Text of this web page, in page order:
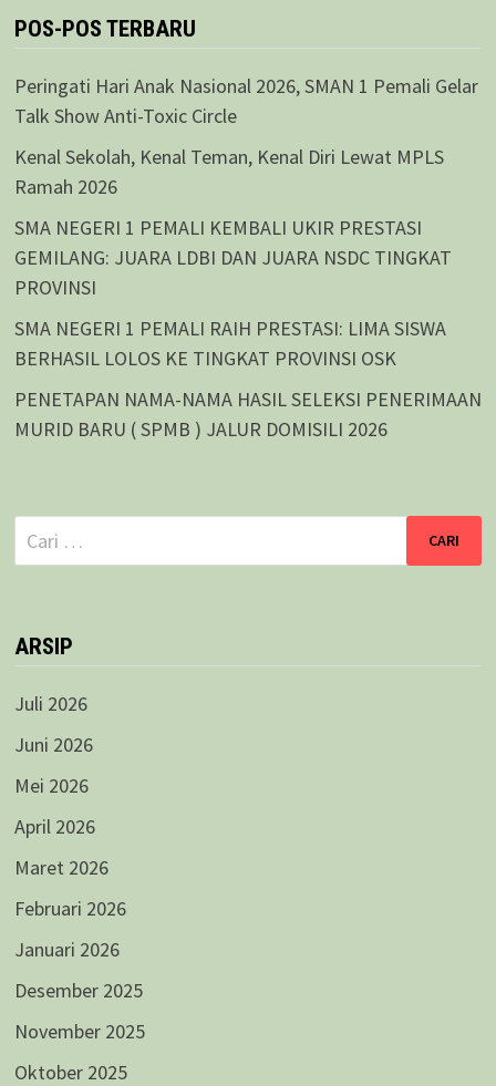
POS-POS TERBARU
Peringati Hari Anak Nasional 2026, SMAN 1 Pemali Gelar
Talk Show Anti-Toxic Circle
Kenal Sekolah, Kenal Teman, Kenal Diri Lewat MPLS
Ramah 2026
SMA NEGERI 1 PEMALI KEMBALI UKIR PRESTASI
GEMILANG: JUARA LDBI DAN JUARA NSDC TINGKAT
PROVINSI
SMA NEGERI 1 PEMALI RAIH PRESTASI: LIMA SISWA
BERHASIL LOLOS KE TINGKAT PROVINSI OSK
PENETAPAN NAMA-NAMA HASIL SELEKSI PENERIMAAN
MURID BARU ( SPMB ) JALUR DOMISILI 2026
Cari
untuk:
ARSIP
Juli 2026
Juni 2026
Mei 2026
April 2026
Maret 2026
Februari 2026
Januari 2026
Desember 2025
November 2025
Oktober 2025